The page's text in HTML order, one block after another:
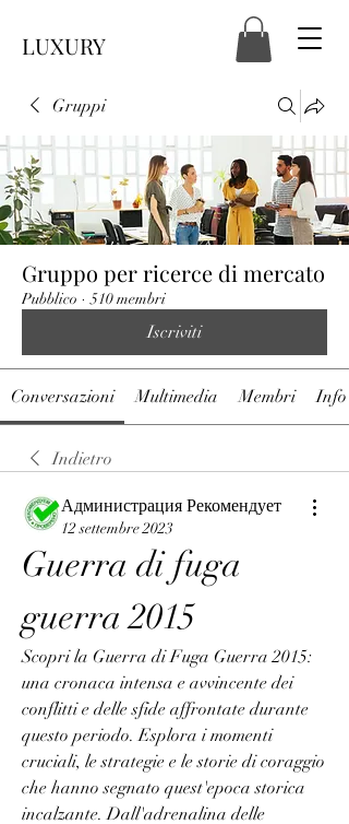
LUXURY
Gruppi
Gruppo per ricerce di mercato
Pubblico · 510 membri
Iscriviti
Conversazioni Multimedia Membri Info
Indietro
Администрация Рекомендует
12 settembre 2023
Guerra di fuga
guerra 2015
Scopri la Guerra di Fuga Guerra 2015:
una cronaca intensa e avvincente dei
conflitti e delle sfide affrontate durante
questo periodo. Esplora i momenti
cruciali, le strategie e le storie di coraggio
che hanno segnato quest'epoca storica
incalzante. Dall'adrenalina delle